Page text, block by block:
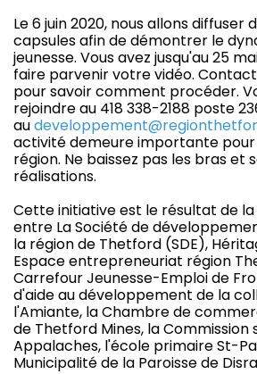
Le 6 juin 2020, nous allons diffuser
capsules afin de démontrer le
jeunesse. Vous avez jusqu'au 25
faire parvenir votre vidéo.
pour savoir comment procéder.
rejoindre au 418 338-2188 poste
au
activité demeure importante
région. Ne baissez pas les bras et
réalisations.
Cette initiative est le résultat de
entre La Société de
la région de Thetford (SDE),
Espace entrepreneuriat région
Carrefour Jeunesse-Emploi de
d'aide au développement de la
l'Amiante, la Chambre de
de Thetford Mines, la Commission
Appalaches, l'école primaire St-
Municipalité de la Paroisse de